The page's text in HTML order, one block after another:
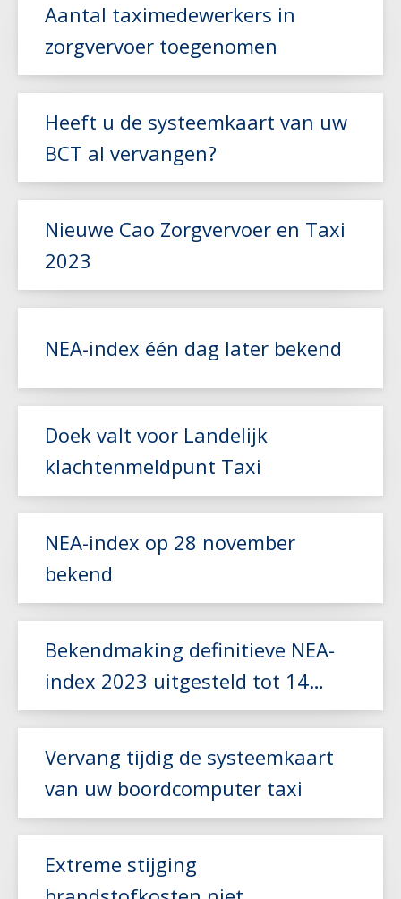
Lees meer
Aantal taximedewerkers in
zorgvervoer toegenomen
Heeft u de systeemkaart van uw
BCT al vervangen?
Nieuwe Cao Zorgvervoer en Taxi
2023
Lees meer
NEA-index één dag later bekend
Doek valt voor Landelijk
klachtenmeldpunt Taxi
NEA-index op 28 november
bekend
Bekendmaking definitieve NEA-
index 2023 uitgesteld tot 14
november
Lees meer
Vervang tijdig de systeemkaart
van uw boordcomputer taxi
Extreme stijging